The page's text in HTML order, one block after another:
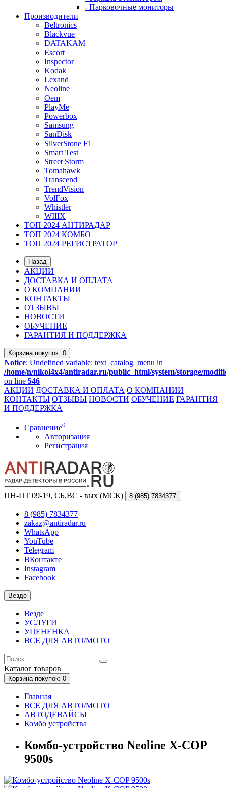
- Парковочные мониторы
Производители
Beltronics
Blackvue
DATAKAM
Escort
Inspector
Kodak
Lexand
Neoline
Oem
PlayMe
Powerbox
Samsung
SanDisk
SilverStone F1
Smart Test
Street Storm
Tomahawk
Transcend
TrendVision
VolFox
Whistler
WIIIX
ТОП 2024 АНТИРАДАР
ТОП 2024 КОМБО
ТОП 2024 РЕГИСТРАТОР
Назад
АКЦИИ
ДОСТАВКА И ОПЛАТА
О КОМПАНИИ
КОНТАКТЫ
ОТЗЫВЫ
НОВОСТИ
ОБУЧЕНИЕ
ГАРАНТИЯ И ПОДДЕРЖКА
Корзинапокупок: 0
Notice: Undefined variable: text_catalog_menu in
/home/n/nikol4x4/antiradar.ru/public_html/system/storage/
on line 546
АКЦИИ ДОСТАВКА И ОПЛАТА О КОМПАНИИ
КОНТАКТЫ ОТЗЫВЫ НОВОСТИ ОБУЧЕНИЕ ГАРАНТИЯ
И ПОДДЕРЖКА
Сравнение0
Авторизация
Регистрация
ПН-ПТ 09-19, СБ,ВС - вых (МСК) 8 (985) 7834377
8 (985) 7834377
zakaz@antiradar.ru
WhatsApp
YouTube
Telegram
ВКонтакте
Instagram
Facebook
Везде
Везде
УСЛУГИ
УЦЕНЕНКА
ВСЕ ДЛЯ АВТО/МОТО
Каталог товаров
Корзинапокупок: 0
Главная
ВСЕ ДЛЯ АВТО/МОТО
АВТОДЕВАЙСЫ
Комбо устройства
Комбо-устройство Neoline X-COP
9500s